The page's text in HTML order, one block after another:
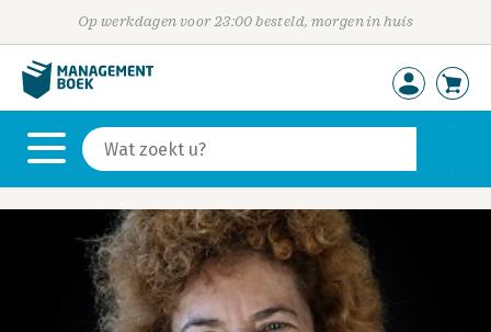
Op werkdagen voor 23:00 besteld, morgen in huis